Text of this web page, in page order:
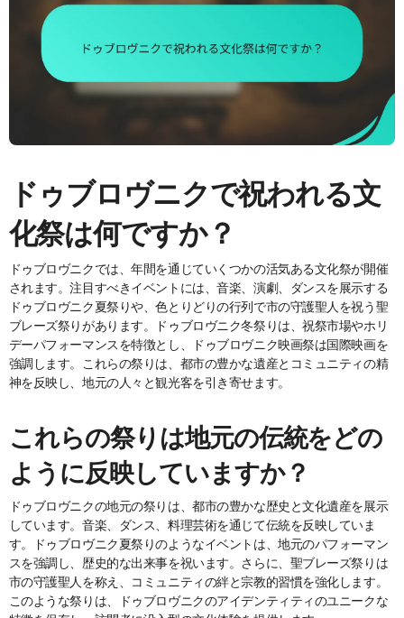
ドゥブロヴニクで祝われる文
化祭は何ですか？
ドゥブロヴニクでは、年間を通じていくつかの活気ある文化祭が開催
されます。注目すべきイベントには、音楽、演劇、ダンスを展示する
ドゥブロヴニク夏祭りや、色とりどりの行列で市の守護聖人を祝う聖
ブレーズ祭りがあります。ドゥブロヴニク冬祭りは、祝祭市場やホリ
デーパフォーマンスを特徴とし、ドゥブロヴニク映画祭は国際映画を
強調します。これらの祭りは、都市の豊かな遺産とコミュニティの精
神を反映し、地元の人々と観光客を引き寄せます。
これらの祭りは地元の伝統をどの
ように反映していますか？
ドゥブロヴニクの地元の祭りは、都市の豊かな歴史と文化遺産を展示
しています。音楽、ダンス、料理芸術を通じて伝統を反映していま
す。ドゥブロヴニク夏祭りのようなイベントは、地元のパフォーマン
スを強調し、歴史的な出来事を祝います。さらに、聖ブレーズ祭りは
市の守護聖人を称え、コミュニティの絆と宗教的習慣を強化します。
このような祭りは、ドゥブロヴニクのアイデンティティのユニークな